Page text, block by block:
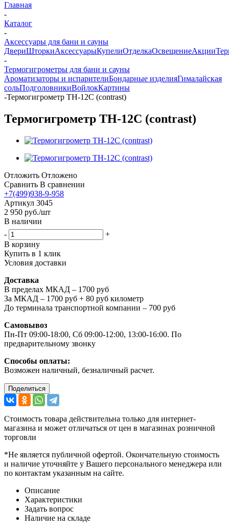
Главная
-
Каталог
-
Аксессуары для бани и сауны
ДвериШторкиАксессуарыКупелиОтделкаОсвещениеАкции
-
Термогигрометры для бани и сауны
Ароматизаторы и испарителиБондарные изделияГималайская
сольПодголовникиВойлокКартины
-Термогигрометр TH-12C (contrast)
Термогигрометр TH-12C (contrast)
Отложить Отложено
Сравнить В сравнении
+7(499)938-9-958
Артикул 3045
2 950 руб./шт
В наличии
-
+
В корзину
Купить в 1 клик
Условия доставки
Доставка
В пределах МКАД – 1700 руб
За МКАД – 1700 руб + 80 руб километр
До терминала транспортной компании – 700 руб
Самовывоз
Пн-Пт 09:00-18:00, Сб 09:00-12:00, 13:00-16:00. По
предварительному звонку
Способы оплаты:
Возможен наличный, безналичный расчет.
Поделиться
Стоимость товара действительна только для интернет-
магазина и может отличаться от цен в магазинах розничной
торговли
*Не является публичной офертой. Окончательную стоимость
и наличие уточняйте у Вашего персонального менеджера или
по контактам указанным на сайте.
Описание
Характеристики
Задать вопрос
Наличие на складе